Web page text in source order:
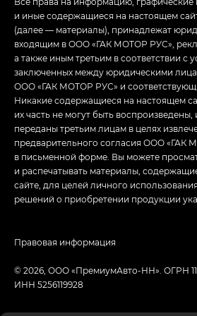
и иные содержащиеся на настоящем
(далее — материалы), принадлежат
входящим в ООО «ГАК МОТОР РУС»,
а также иным третьим в соответствии с
заключенных между юридическими
ООО «ГАК МОТОР РУС» и
Никакие содержащиеся на настоящем
их часть не могут быть
переданы третьим лицам в целях
предварительного согласия ООО «ГАК
в письменной форме. Вы можете
и распечатывать материалы,
сайте, для целей личного
решений о приобретении продукции
© 2026, ООО «ПремиумАвто-НН». ОГРН
ИНН 5256119928
Правовая информация